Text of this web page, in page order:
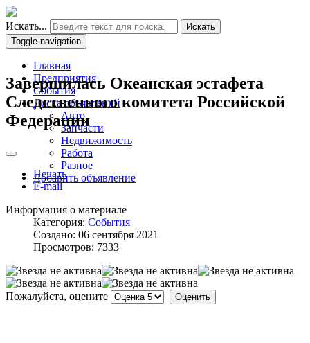
Искать...
Искать
Toggle navigation
Главная
Предприятия
События
Доска объявлений
Авто
Запчасти
Недвижимость
Работа
Разное
Добавить объявление
Завершилась Океанская эстафета
Следственного комитета Российской
Федерации
Печать
E-mail
Информация о материале
Категория: События
Создано: 06 сентября 2021
Просмотров: 7333
Пожалуйста, оцените